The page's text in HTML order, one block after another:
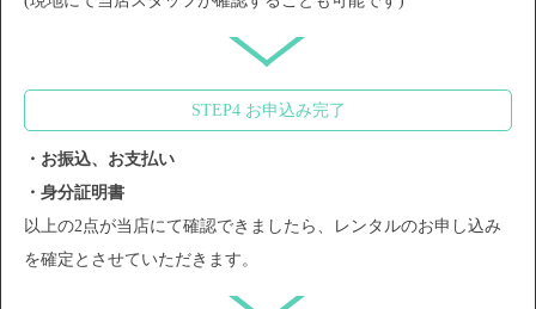
STEP4 お申込み完了
・お振込、お支払い
・身分証明書
以上の2点が当店にて確認できましたら、レンタルのお申し込み
を確定とさせていただきます。